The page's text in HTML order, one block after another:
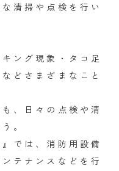
清掃や点検を行い
ング現象・タコ足
どさまざまなこと
、日々の点検や清
。
では、消防用設備
テナンスなどを行